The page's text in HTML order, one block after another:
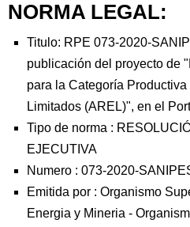
NORMA LEGAL:
Titulo: RPE 073-2020-
publicación del proyecto de
para la Categoría
Limitados (AREL)", en el
Tipo de norma :
EJECUTIVA
Numero : 073-2020-
Emitida por : Organismo
Energia y Mineria -